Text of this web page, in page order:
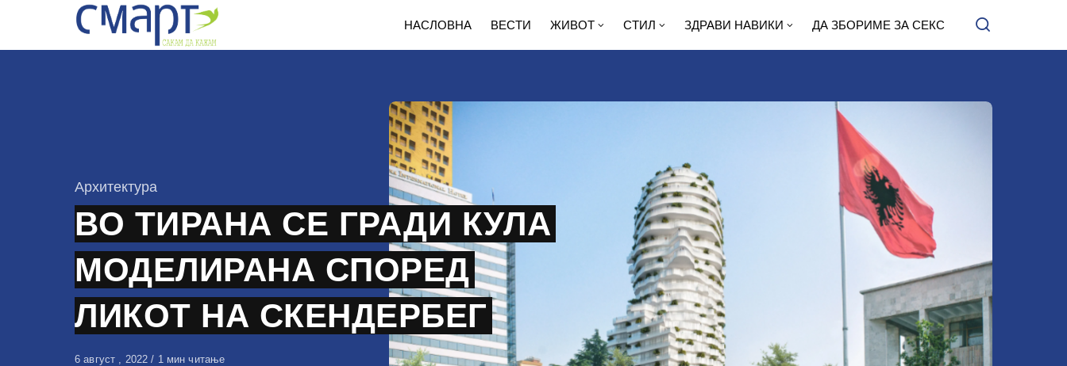
НАСЛОВНА ВЕСТИ ЖИВОТ СТИЛ ЗДРАВИ НАВИКИ ДА ЗБОРИМЕ ЗА СЕКС
КАтегорија
Архитектура
ВО ТИРАНА СЕ ГРАДИ КУЛА
МОДЕЛИРАНА СПОРЕД
ЛИКОТ НА СКЕНДЕРБЕГ
Објавено
6 август , 2022 1 мин читање